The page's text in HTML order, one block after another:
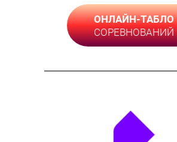
ОНЛАЙН-ТАБЛО
СОРЕВНОВАНИЙ